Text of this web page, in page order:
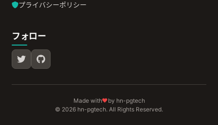
プライバシーポリシー
フォロー
Made with♥by hn-pgtech
© 2026 hn-pgtech. All Rights Reserved.